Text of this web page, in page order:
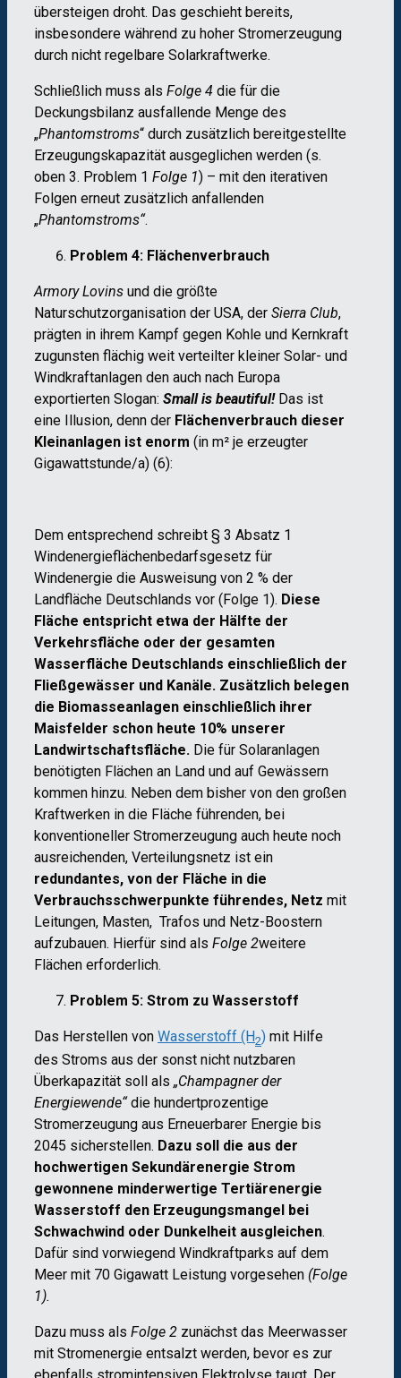
übersteigen droht. Das geschieht bereits,
insbesondere während zu hoher Stromerzeugung
durch nicht regelbare Solarkraftwerke.
Schließlich muss als Folge 4 die für die
Deckungsbilanz ausfallende Menge des
„Phantomstroms“ durch zusätzlich bereitgestellte
Erzeugungskapazität ausgeglichen werden (s.
oben 3. Problem 1 Folge 1) – mit den iterativen
Folgen erneut zusätzlich anfallenden
„Phantomstroms“.
Problem 4: Flächenverbrauch
Armory Lovins und die größte
Naturschutzorganisation der USA, der Sierra Club,
prägten in ihrem Kampf gegen Kohle und Kernkraft
zugunsten flächig weit verteilter kleiner Solar- und
Windkraftanlagen den auch nach Europa
exportierten Slogan: Small is beautiful! Das ist
eine Illusion, denn der Flächenverbrauch dieser
Kleinanlagen ist enorm (in m² je erzeugter
Gigawattstunde/a) (6):
Dem entsprechend schreibt § 3 Absatz 1
Windenergieflächenbedarfsgesetz für
Windenergie die Ausweisung von 2 % der
Landfläche Deutschlands vor (Folge 1). Diese
Fläche entspricht etwa der Hälfte der
Verkehrsfläche oder der gesamten
Wasserfläche Deutschlands einschließlich der
Fließgewässer und Kanäle. Zusätzlich belegen
die Biomasseanlagen einschließlich ihrer
Maisfelder schon heute 10% unserer
Landwirtschaftsfläche. Die für Solaranlagen
benötigten Flächen an Land und auf Gewässern
kommen hinzu. Neben dem bisher von den großen
Kraftwerken in die Fläche führenden, bei
konventioneller Stromerzeugung auch heute noch
ausreichenden, Verteilungsnetz ist ein
redundantes, von der Fläche in die
Verbrauchsschwerpunkte führendes, Netz mit
Leitungen, Masten, Trafos und Netz-Boostern
aufzubauen. Hierfür sind als Folge 2weitere
Flächen erforderlich.
Problem 5: Strom zu Wasserstoff
Das Herstellen von Wasserstoff (H2) mit Hilfe
des Stroms aus der sonst nicht nutzbaren
Überkapazität soll als „Champagner der
Energiewende“die hundertprozentige
Stromerzeugung aus Erneuerbarer Energie bis
2045 sicherstellen. Dazu soll die aus der
hochwertigen Sekundärenergie Strom
gewonnene minderwertige Tertiärenergie
Wasserstoff den Erzeugungsmangel bei
Schwachwind oder Dunkelheit ausgleichen.
Dafür sind vorwiegend Windkraftparks auf dem
Meer mit 70 Gigawatt Leistung vorgesehen (Folge
1).
Dazu muss als Folge 2 zunächst das Meerwasser
mit Stromenergie entsalzt werden, bevor es zur